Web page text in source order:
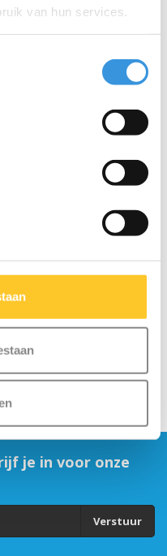
van hun services.
elleboogbeschermers
je in voor onze
Verstuur